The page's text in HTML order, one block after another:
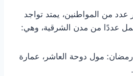
من المواطنين، يمتد تواجد
عددًا من مدن الشرقية، وهي:
مول دوحة العاشر، عمارة